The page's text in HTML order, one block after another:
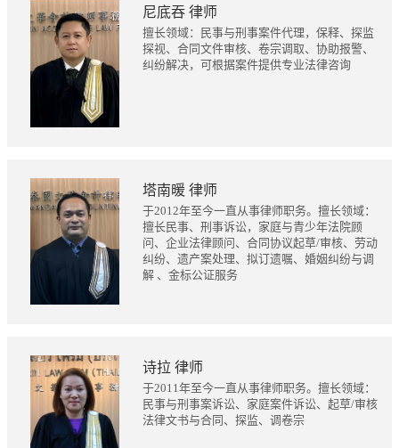
尼底吞 律师
擅长领域：民事与刑事案件代理，保释、探监
探视、合同文件审核、卷宗调取、协助报警、
纠纷解决，可根据案件提供专业法律咨询
塔南暖 律师
于2012年至今一直从事律师职务。擅长领域：
擅长民事、刑事诉讼，家庭与青少年法院顾
问、企业法律顾问、合同协议起草/审核、劳动
纠纷、遗产案处理、拟订遗嘱、婚姻纠纷与调
解 、金标公证服务
诗拉 律师
于2011年至今一直从事律师职务。擅长领域：
民事与刑事案诉讼、家庭案件诉讼、起草/审核
法律文书与合同、探监、调卷宗